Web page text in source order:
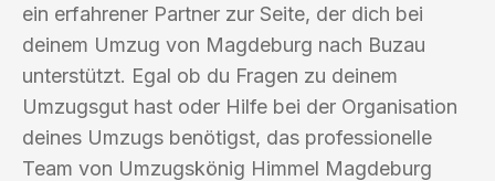
ein erfahrener Partner zur Seite, der dich bei
deinem Umzug von Magdeburg nach Buzau
unterstützt. Egal ob du Fragen zu deinem
Umzugsgut hast oder Hilfe bei der Organisation
deines Umzugs benötigst, das professionelle
Team von Umzugskönig Himmel Magdeburg